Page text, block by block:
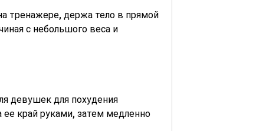
тренажере, держа тело в прямой
с небольшого веса и
девушек для похудения
край руками, затем медленно